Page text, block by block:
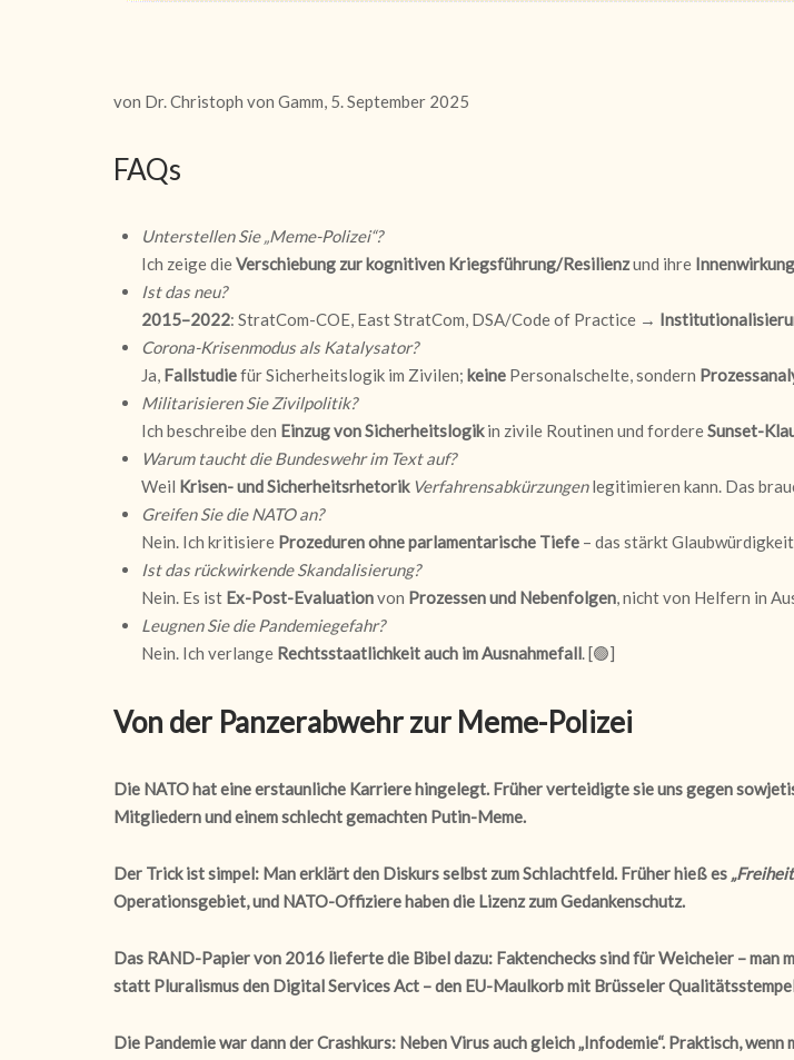
von Dr. Christoph von Gamm, 5. September 2025
FAQs
Unterstellen Sie „Meme-Polizei“?
Ich zeige dieVerschiebung zur kognitiven Kriegsführung/Resilienzund ihre Innenwirkung
Ist das neu?
2015–2022: StratCom-COE, East StratCom, DSA/Code of Practice →
Corona-Krisenmodus als Katalysator?
Ja, Fallstudiefür Sicherheitslogik im Zivilen; keine Personalschelte, sondern
Militarisieren Sie Zivilpolitik?
Ich beschreibe den Einzug von Sicherheitslogikin zivile Routinen und fordereSunset-
Warum taucht die Bundeswehr im Text auf?
Weil Krisen- und Sicherheitsrhetorik Verfahrensabkürzungenlegitimieren kann. Das
Greifen Sie die NATO an?
Nein. Ich kritisiere Prozeduren ohne parlamentarische Tiefe – das stärkt
Ist das rückwirkende Skandalisierung?
Nein. Es ist Ex-Post-Evaluationvon Prozessen und Nebenfolgen, nicht von Helfern in
Leugnen Sie die Pandemiegefahr?
Nein. Ich verlange Rechtsstaatlichkeit auch im Ausnahmefall. [🟢]
Von der Panzerabwehr zur Meme-Polizei
Die NATO hat eine erstaunliche Karriere hingelegt. Früher verteidigte sie uns gegen
Mitgliedern und einem schlecht gemachten Putin-Meme.
Der Trick ist simpel: Man erklärt den Diskurs selbst zum Schlachtfeld. Früher hieß es
Operationsgebiet, und NATO-Offiziere haben die Lizenz zum Gedankenschutz.
Das RAND-Papier von 2016 lieferte die Bibel dazu: Faktenchecks sind für Weicheier – man
statt Pluralismus den Digital Services Act – den EU-Maulkorb mit Brüsseler
Die Pandemie war dann der Crashkurs: Neben Virus auch gleich „Infodemie“. Praktisch,